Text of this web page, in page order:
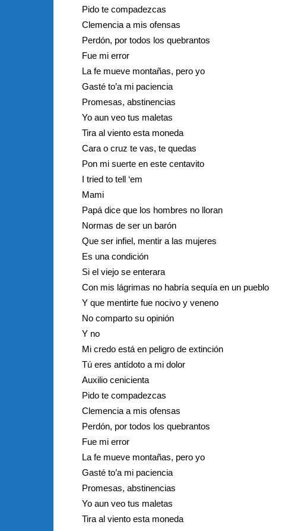
Pido te compadezcas
Clemencia a mis ofensas
Perdón, por todos los quebrantos
Fue mi error
La fe mueve montañas, pero yo
Gasté to’a mi paciencia
Promesas, abstinencias
Yo aun veo tus maletas
Tira al viento esta moneda
Cara o cruz te vas, te quedas
Pon mi suerte en este centavito
I tried to tell ‘em
Mami
Papá dice que los hombres no lloran
Normas de ser un barón
Que ser infiel, mentir a las mujeres
Es una condición
Si el viejo se enterara
Con mis lágrimas no habría sequía en un pueblo
Y que mentirte fue nocivo y veneno
No comparto su opinión
Y no
Mi credo está en peligro de extinción
Tú eres antídoto a mi dolor
Auxilio cenicienta
Pido te compadezcas
Clemencia a mis ofensas
Perdón, por todos los quebrantos
Fue mi error
La fe mueve montañas, pero yo
Gasté to’a mi paciencia
Promesas, abstinencias
Yo aun veo tus maletas
Tira al viento esta moneda